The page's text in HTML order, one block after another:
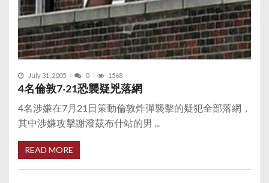
July 31, 2005 0 1568
4名倫敦7‧21恐襲疑兇落網
4名涉嫌在7月21日策動倫敦炸彈襲擊的疑犯全部落網，
其中涉嫌攻擊謝潑茲布什站的男 ...
READ MORE